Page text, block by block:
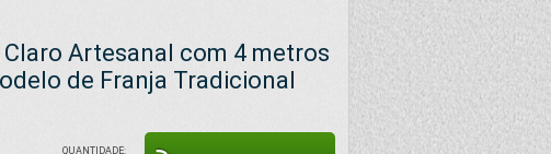
Artesanal com 4 metros
de Franja Tradicional
QUANTIDADE: